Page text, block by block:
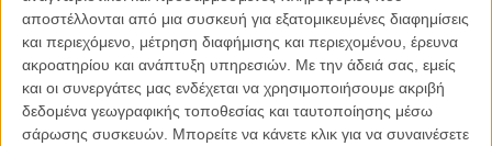
αποστέλλονται από μια συσκευή για εξατομικευμένες διαφημίσεις
και περιεχόμενο, μέτρηση διαφήμισης και περιεχομένου, έρευνα
ακροατηρίου και ανάπτυξη υπηρεσιών. Με την άδειά σας, εμείς
και οι συνεργάτες μας ενδέχεται να χρησιμοποιήσουμε ακριβή
δεδομένα γεωγραφικής τοποθεσίας και ταυτοποίησης μέσω
σάρωσης συσκευών. Μπορείτε να κάνετε κλικ για να συναινέσετε
Στη νέα κινηματογραφική μεταφορά του κλασικού μυθιστορήματος,
η πρωταγωνίστρια του «Normal People» πλαισιώνεται από την
Εσμε Κριντ-Μάιλς στον ρόλο της παρορμητικής Μαριάν, ενώ στο
καστ συμμετέχουν επίσης οι Τζορτζ ΜακΚέι, Φρανκ Ντίλεϊν,
Χέρμπερτ Νόρντρουμ και Φιόνα Σο.